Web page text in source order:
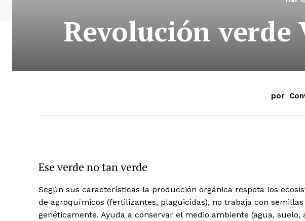
Revolución verde
por
Ese verde no tan verde
Según sus características la producción orgánica respeta los
de agroquímicos (fertilizantes, plaguicidas), no trabaja con
genéticamente. Ayuda a conservar el medio ambiente (agua,